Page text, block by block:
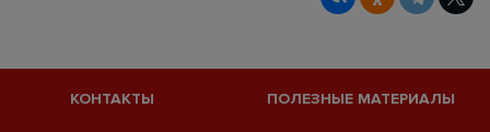
КОНТАКТЫ ПОЛЕЗНЫЕ МАТЕРИАЛЫ